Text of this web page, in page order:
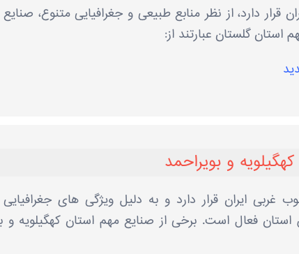
قرار دارد، از نظر منابع طبیعی و جغرافیایی متنوع،
گلستان عبارتند از:
و بویراحمد
غربی ایران قرار دارد و به دلیل ویژگی ‌های
فعال است. برخی از صنایع مهم استان کهگیلویه و